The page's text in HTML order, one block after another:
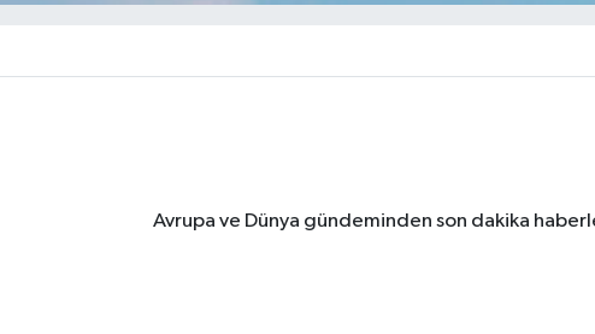
Avrupa ve Dünya gündeminden son dakika